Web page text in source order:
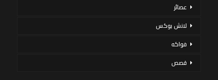
عصائر
لانش بوكس
فواكه
قصص